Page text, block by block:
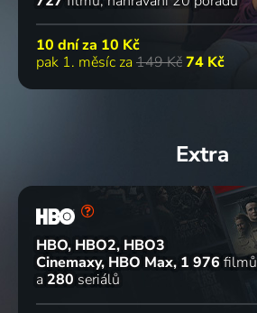
10 dní za 10 Kč
pak 1. měsíc za 149 Kč74 Kč
Extra
HBO, HBO2, HBO3
Cinemaxy, HBO Max 1 976 filmů
a 280 seriálů